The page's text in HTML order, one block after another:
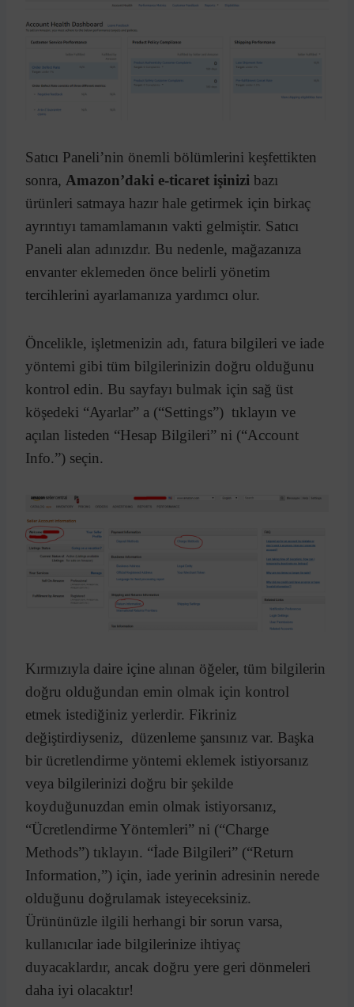
Satıcı Paneli’nin önemli bölümlerini keşfettikten
sonra, Amazon’daki e-ticaret işinizi bazı
ürünleri satmaya hazır hale getirmek için birkaç
ayrıntıyı tamamlamanın vakti gelmiştir. Satıcı
Paneli alan adınızdır. Bu nedenle, mağazanıza
envanter eklemeden önce belirli yönetim
tercihlerini ayarlamanıza yardımcı olur.
Öncelikle, işletmenizin adı, fatura bilgileri ve iade
yöntemi gibi tüm bilgilerinizin doğru olduğunu
kontrol edin. Bu sayfayı bulmak için sağ üst
köşedeki “Ayarlar” a (“Settings”) tıklayın ve
açılan listeden “Hesap Bilgileri” ni (“Account
Info.”) seçin.
Kırmızıyla daire içine alınan öğeler, tüm bilgilerin
doğru olduğundan emin olmak için kontrol
etmek istediğiniz yerlerdir. Fikriniz
değiştirdiyseniz, düzenleme şansınız var. Başka
bir ücretlendirme yöntemi eklemek istiyorsanız
veya bilgilerinizi doğru bir şekilde
koyduğunuzdan emin olmak istiyorsanız,
“Ücretlendirme Yöntemleri” ni (“Charge
Methods”) tıklayın. “İade Bilgileri” (“Return
Information,”) için, iade yerinin adresinin nerede
olduğunu doğrulamak isteyeceksiniz.
Ürününüzle ilgili herhangi bir sorun varsa,
kullanıcılar iade bilgilerinize ihtiyaç
duyacaklardır, ancak doğru yere geri dönmeleri
daha iyi olacaktır!